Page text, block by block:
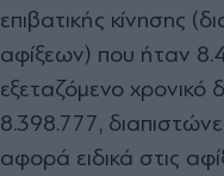
επιβατικής κίνησης
αφίξεων) που ήταν
εξεταζόμενο
8.398.777,
αφορά ειδικά στις